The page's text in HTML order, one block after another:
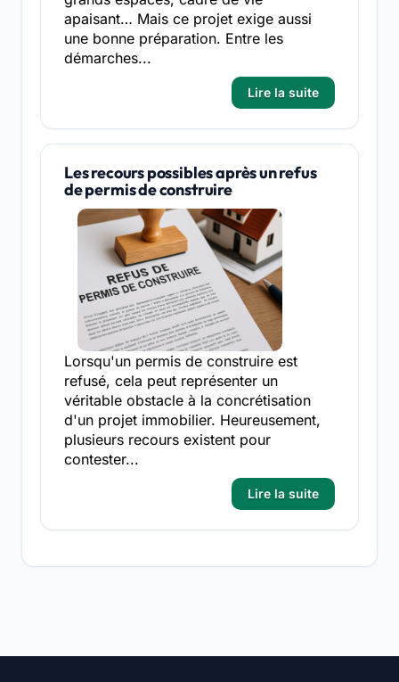
apaisant… Mais ce projet exige aussi
une bonne préparation. Entre les
démarches...
Lire la suite
Les recours possibles après un refus
de permis de construire
Lorsqu'un permis de construire est
refusé, cela peut représenter un
véritable obstacle à la concrétisation
d'un projet immobilier. Heureusement,
plusieurs recours existent pour
contester...
Lire la suite